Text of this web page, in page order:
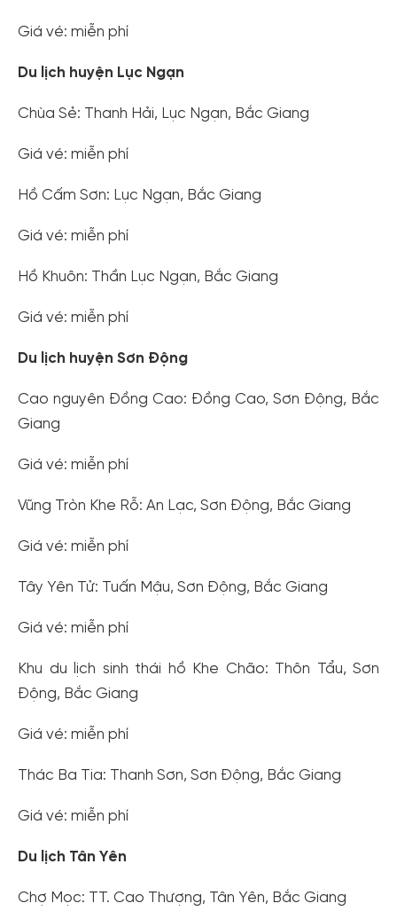
Giá vé: miễn phí
Du lịch huyện Lục Ngạn
Chùa Sẻ: Thanh Hải, Lục Ngạn, Bắc Giang
Giá vé: miễn phí
Hồ Cấm Sơn: Lục Ngạn, Bắc Giang
Giá vé: miễn phí
Hồ Khuôn: Thần Lục Ngạn, Bắc Giang
Giá vé: miễn phí
Du lịch huyện Sơn Động
Cao nguyên Đồng Cao: Đồng Cao, Sơn Động, Bắc
Giang
Giá vé: miễn phí
Vũng Tròn Khe Rỗ: An Lạc, Sơn Động, Bắc Giang
Giá vé: miễn phí
Tây Yên Tử: Tuấn Mậu, Sơn Động, Bắc Giang
Giá vé: miễn phí
Khu du lịch sinh thái hồ Khe Chão: Thôn Tẩu, Sơn
Động, Bắc Giang
Giá vé: miễn phí
Thác Ba Tia: Thanh Sơn, Sơn Động, Bắc Giang
Giá vé: miễn phí
Du lịch Tân Yên
Chợ Mọc: TT. Cao Thượng, Tân Yên, Bắc Giang